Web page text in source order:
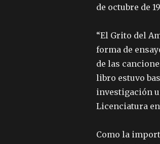
de octubre de
“El Grito del
forma de
de las
libro estuvo
investigación
Licenciatura
Como la